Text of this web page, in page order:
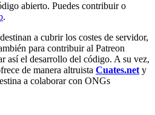
abierto. Puedes contribuir o
.
a cubrir los costes de servidor,
para contribuir al Patreon
así el desarrollo del código. A su vez,
de manera altruista Cuates.net y
a colaborar con ONGs